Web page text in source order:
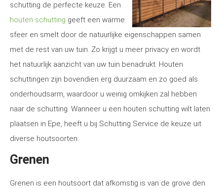
schutting de perfecte keuze. Een
houten schutting geeft een warme
sfeer en smelt door de natuurlijke eigenschappen samen
met de rest van uw tuin. Zo krijgt u meer privacy en wordt
het natuurlijk aanzicht van uw tuin benadrukt. Houten
schuttingen zijn bovendien erg duurzaam en zo goed als
onderhoudsarm, waardoor u weinig omkijken zal hebben
naar de schutting. Wanneer u een houten schutting wilt laten
plaatsen in Epe, heeft u bij Schutting Service de keuze uit
diverse houtsoorten:
Grenen
Grenen is een houtsoort dat afkomstig is van de grove den.